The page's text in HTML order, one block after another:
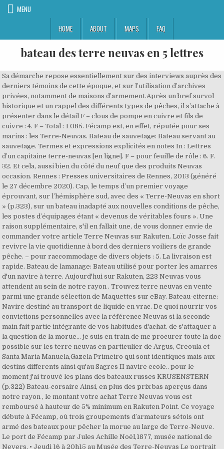
MENU
HOME
ABOUT MAPS FAQ
bateau des terre neuvas en 5 lettres
Sa démarche repose essentiellement sur des interviews auprès des
derniers témoins de cette époque, et sur l’utilisation d’archives
privées, notamment de maisons d’armement.Après un bref survol
historique et un rappel des différents types de pêches, il s’attache à
présenter dans le détail F – clous de pompe en cuivre et fils de
cuivre : 4. F – Total : 1 085. Fécamp est, en effet, réputée pour ses
marins : les Terre-Neuvas. Bateau de sauvetage: Bateau servant au
sauvetage. Termes et expressions explicités en notes In : Lettres
d’un capitaine terre-neuvas [en ligne]. F – pour feuille de rôle : 6. F.
32. Et cela, aussi bien du côté du neuf que des produits Neuvas
occasion. Rennes : Presses universitaires de Rennes, 2013 (généré
le 27 décembre 2020). Cap, le temps d’un premier voyage
éprouvant, sur l’hémisphère sud, avec des « Terre-Neuvas en short
» (p.323), sur un bateau inadapté aux nouvelles conditions de pêche,
les postes d’équipages étant « devenus de véritables fours ». Une
raison supplémentaire, s'il en fallait une, de vous donner envie de
commander votre article Terre Neuvas sur Rakuten. Loïc Josse fait
revivre la vie quotidienne à bord des derniers voiliers de grande
pêche. – pour raccommodage de divers objets : 5. La livraison est
rapide. Bateau de lamanage: Bateau utilisé pour porter les amarres
d'un navire à terre. Aujourd'hui sur Rakuten, 223 Neuvas vous
attendent au sein de notre rayon . Trouvez terre neuvas en vente
parmi une grande sélection de Maquettes sur eBay. Bateau-citerne:
Navire destiné au transport de liquide en vrac. De quoi nourrir vos
convictions personnelles avec la référence Neuvas si la seconde
main fait partie intégrante de vos habitudes d'achat. de s'attaquer a
la question de la morue... je suis en train de me procurer toute la doc
possible sur les terre neuvas en particulier de Argus, Creoula et
Santa Maria Manuela,Gazela Primeiro qui sont identiques mais aux
destins differents ainsi qu'au Sagres II navire ecole.. pour le
moment j'ai trouvé les plans des bateaux russes KRUSENSTERN
(p.322) Bateau-corsaire Ainsi, en plus des prix bas aperçus dans
notre rayon , le montant votre achat Terre Neuvas vous est
remboursé à hauteur de 5% minimum en Rakuten Point. Ce voyage
débute à Fécamp, où trois groupements d’armateurs sétois ont
armé des bateaux pour pêcher la morue au large de Terre-Neuve.
Le port de Fécamp par Jules Achille Noël,1877, musée national de
Nevers. • Jeudi 16 à 20h15 au Musée des Terre-Neuvas Le portrait